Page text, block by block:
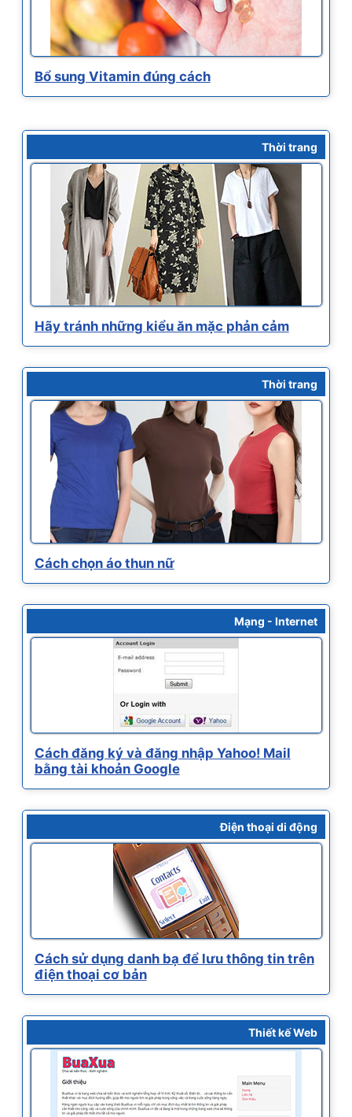
Bổ sung Vitamin đúng cách
Thời trang
Hãy tránh những kiểu ăn mặc phản cảm
Thời trang
Cách chọn áo thun nữ
Mạng - Internet
Cách đăng ký và đăng nhập Yahoo! Mail
bằng tài khoản Google
Điện thoại di động
Cách sử dụng danh bạ để lưu thông tin trên
điện thoại cơ bản
Thiết kế Web